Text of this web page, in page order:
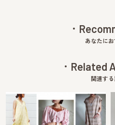
あなたに
Related
関連す